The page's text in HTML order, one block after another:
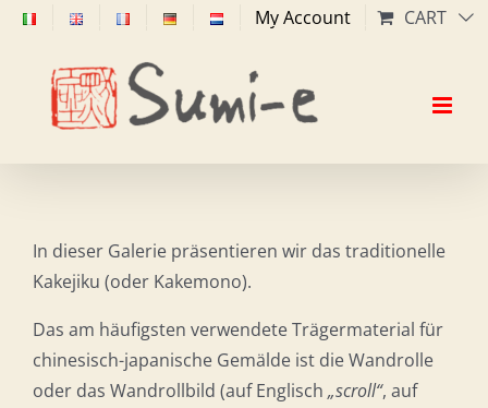
Skip
content
My Account CART
In dieser Galerie präsentieren wir das traditionelle
Kakejiku (oder Kakemono).
Das am häufigsten verwendete Trägermaterial für
chinesisch-japanische Gemälde ist die Wandrolle
oder das Wandrollbild (auf Englisch „scroll“, auf